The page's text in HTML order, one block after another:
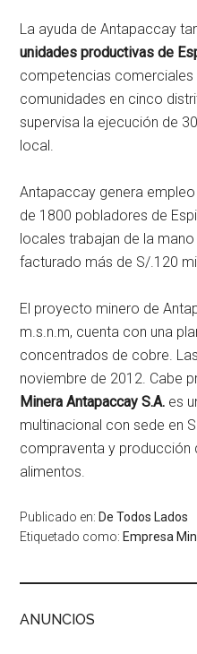
La ayuda de Antapaccay
unidades productivas de
competencias comerciales
comunidades en cinco
supervisa la ejecución de
local.
Antapaccay genera
de 1800 pobladores de
locales trabajan de la
facturado más de S/.120
El proyecto minero de
m.s.n.m, cuenta con una
concentrados de cobre.
noviembre de 2012. Cabe
Minera Antapaccay S.A. es
multinacional con sede en
compraventa y producción
alimentos.
Publicado en: De Todos Lados
Etiquetado como: Empresa
ANUNCIOS